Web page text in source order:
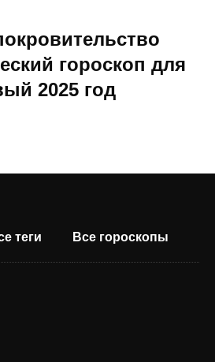
гороскоп для
2025 год
теги Все гороскопы